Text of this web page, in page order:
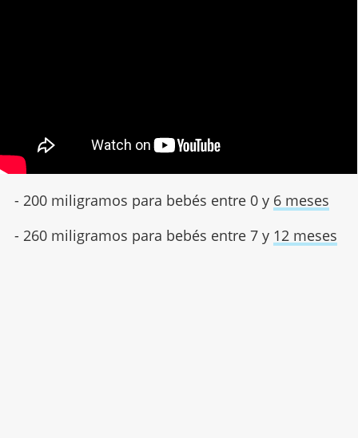
- 200 miligramos para bebés entre 0 y 6 meses
- 260 miligramos para bebés entre 7 y 12 meses